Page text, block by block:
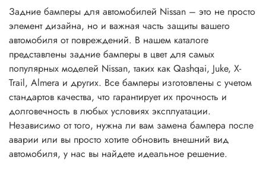
Задние бамперы для автомобилей Nissan – это не просто
элемент дизайна, но и важная часть защиты вашего
автомобиля от повреждений. В нашем каталоге
представлены задние бамперы в цвет для самых
популярных моделей Nissan, таких как Qashqai, Juke, X-
Trail, Almera и других. Все бамперы изготовлены с учетом
стандартов качества, что гарантирует их прочность и
долговечность в любых условиях эксплуатации.
Независимо от того, нужна ли вам замена бампера после
аварии или вы просто хотите обновить внешний вид
автомобиля, у нас вы найдете идеальное решение.